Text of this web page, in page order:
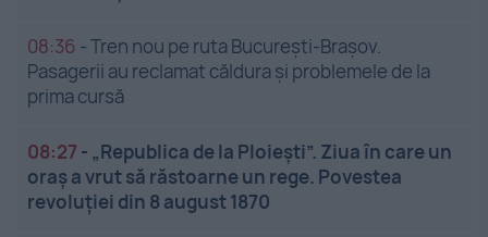
08:36 -Tren nou pe ruta București-Brașov.
Pasagerii au reclamat căldura și problemele de la
prima cursă
08:27 - „Republica de la Ploiești”. Ziua în care un
oraș a vrut să răstoarne un rege. Povestea
revoluției din 8 august 1870